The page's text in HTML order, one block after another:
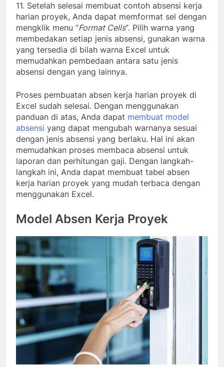
11. Setelah selesai membuat contoh absensi kerja
harian proyek, Anda dapat memformat sel dengan
mengklik menu “Format Cells“. Pilih warna yang
membedakan setiap jenis absensi, gunakan warna
yang tersedia di bilah warna Excel untuk
memudahkan pembedaan antara satu jenis
absensi dengan yang lainnya.
Proses pembuatan absen kerja harian proyek di
Excel sudah selesai. Dengan menggunakan
panduan di atas, Anda dapat membuat model
absensi yang dapat mengubah warnanya sesuai
dengan jenis absensi yang berlaku. Hal ini akan
memudahkan proses membaca absensi untuk
laporan dan perhitungan gaji. Dengan langkah-
langkah ini, Anda dapat membuat tabel absen
kerja harian proyek yang mudah terbaca dengan
menggunakan Excel.
Model Absen Kerja Proyek